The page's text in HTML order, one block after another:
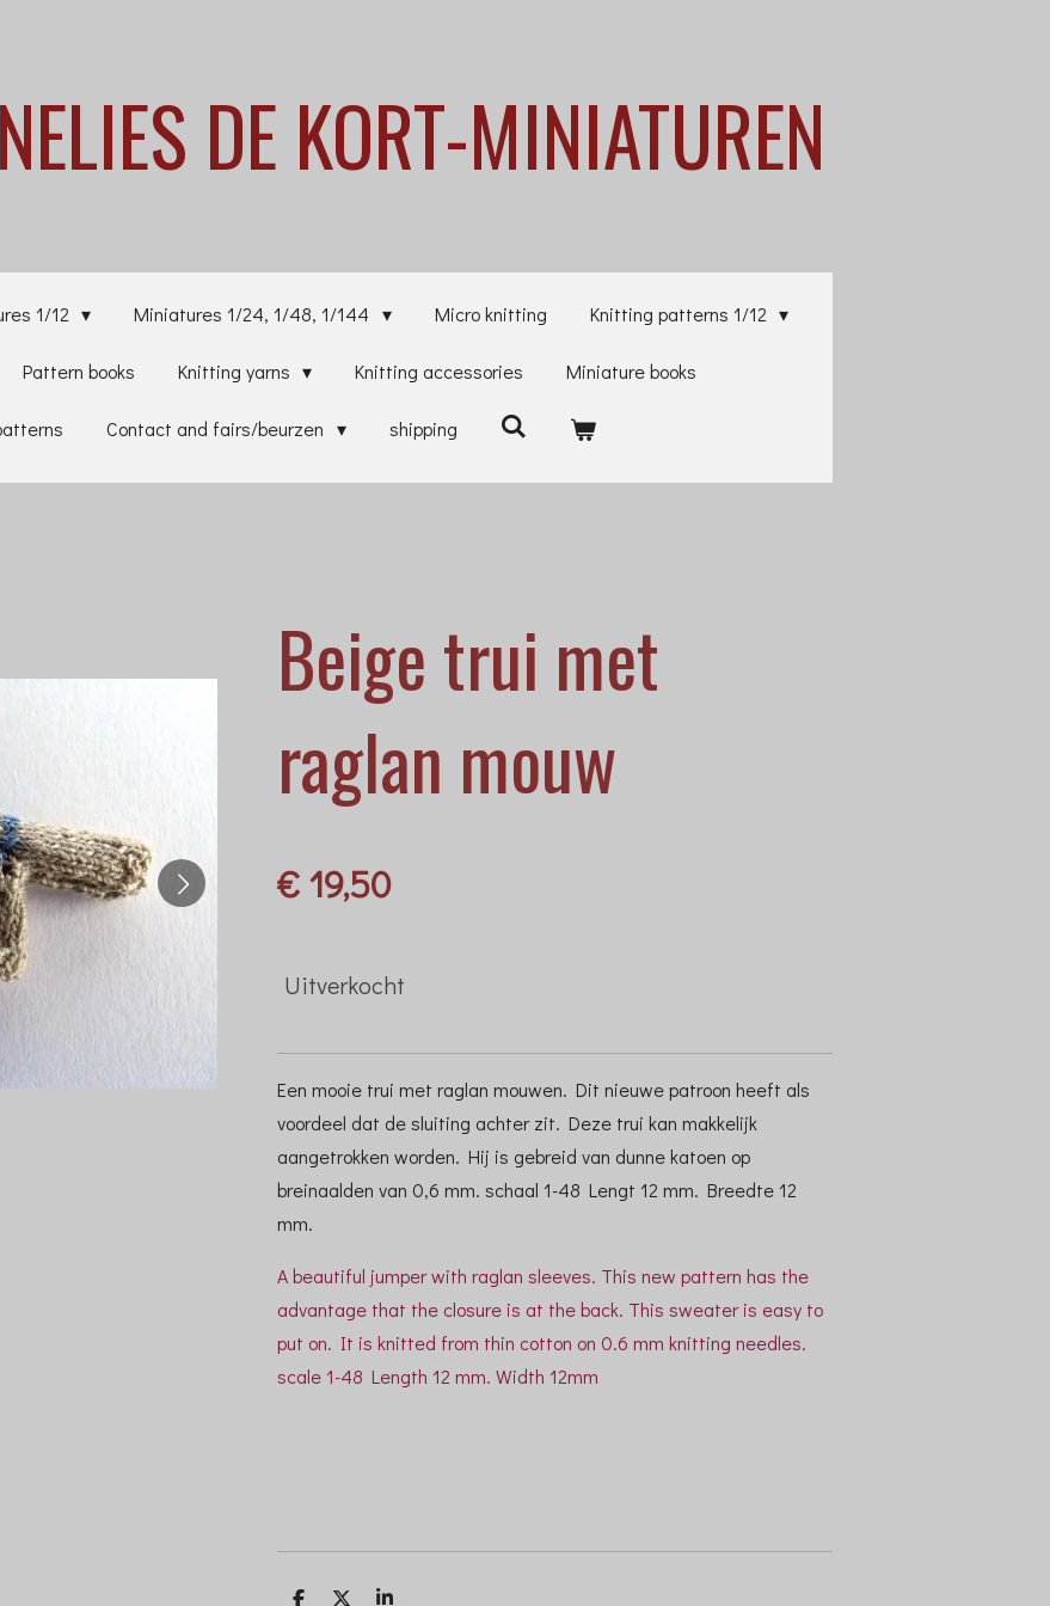
DE KORT-MINIATUREN
1/12 Miniatures 1/24, 1/48, 1/144 Micro knitting Knitting patterns 1/12
Pattern books Knitting yarns Knitting accessories Miniature books
Contact and fairs/beurzen shipping
Beige trui met
raglan mouw
€ 19,50
Uitverkocht
Een mooie trui met raglan mouwen. Dit nieuwe patroon heeft als
voordeel dat de sluiting achter zit. Deze trui kan makkelijk
aangetrokken worden. Hij is gebreid van dunne katoen op
breinaalden van 0,6 mm. schaal 1-48 Lengt 12 mm. Breedte 12
mm.
A beautiful jumper with raglan sleeves. This new pattern has the
advantage that the closure is at the back. This sweater is easy to
put on. It is knitted from thin cotton on 0.6 mm knitting needles.
scale 1-48 Length 12 mm. Width 12mm